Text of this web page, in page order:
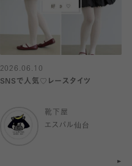
2026.06.10
SNSで人気♡レースタイツ
靴下屋
エスパル仙台